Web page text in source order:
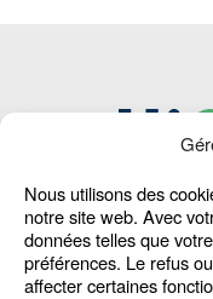
Nous utilisons des
notre site web. Avec
données telles que
préférences. Le refus
affecter certaines
Home
Machines
Diensten